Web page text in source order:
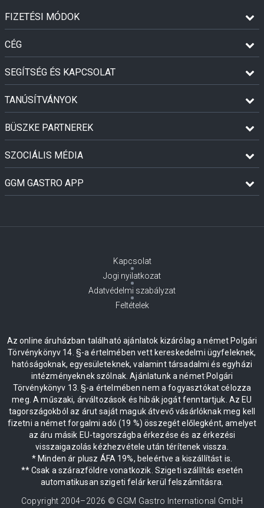
FIZETÉSI MÓDOK
CÉG
SEGÍTSÉG ÉS KAPCSOLAT
TANÚSÍTVÁNYOK
BÜSZKE PARTNEREK
SZOCIÁLIS MÉDIA
GGM GASTRO APP
Kapcsolat
Jogi nyilatkozat
Adatvédelmi szabályzat
Feltételek
Az online áruházban található ajánlatok kizárólag a német Polgári
Törvénykönyv 14. §-a értelmében vett kereskedelmi ügyfeleknek,
hatóságoknak, egyesületeknek, valamint társadalmi és egyházi
intézményeknek szólnak. Ajánlatunk a német Polgári
Törvénykönyv 13. §-a értelmében nem a fogyasztókat célozza
meg. A műszaki, árváltozások és hibák jogát fenntartjuk. Az EU
tagországokból az árut saját maguk átvevő vásárlóknak meg kell
fizetni a német forgalmi adó (19 %) összegét előlegként, amelyet
az áru másik EU-tagországba érkezése és az érkezési
visszaigazolás kézhezvétele után térítenek vissza.
* Minden ár plusz ÁFA 19%, beleértve a kiszállítást is.
** Csak a szárazföldre vonatkozik. Szigeti szállítás esetén
automatikusan szigeti felár kerül felszámításra.
Copyright 2004–2026 © GGM Gastro International GmbH